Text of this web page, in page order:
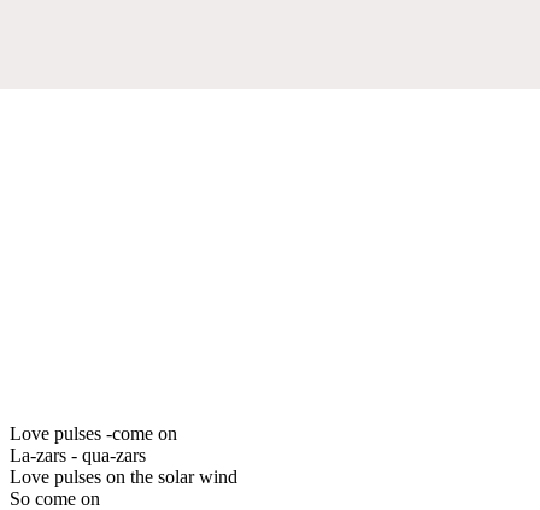
Love pulses -come on
La-zars - qua-zars
Love pulses on the solar wind
So come on